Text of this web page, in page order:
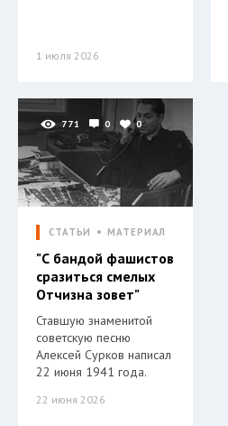
1 июля 2026
771 0 0
СТАТЬИ МАТЕРИАЛ
"С бандой фашистов
сразиться смелых
Отчизна зовет"
Ставшую знаменитой
советскую песню
Алексей Сурков написал
22 июня 1941 года.
22 июня 2026